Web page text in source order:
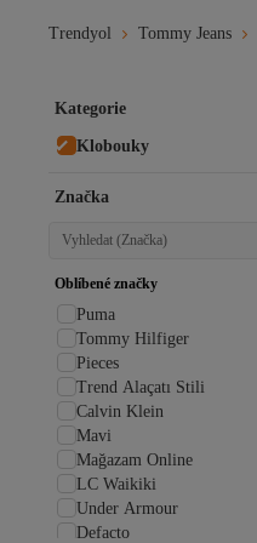
Trendyol Tommy Jeans
Kategorie
Klobouky
Značka
Oblíbené značky
Puma
Tommy Hilfiger
Pieces
Trend Alaçatı Stili
Calvin Klein
Mavi
Mağazam Online
LC Waikiki
Under Armour
Defacto